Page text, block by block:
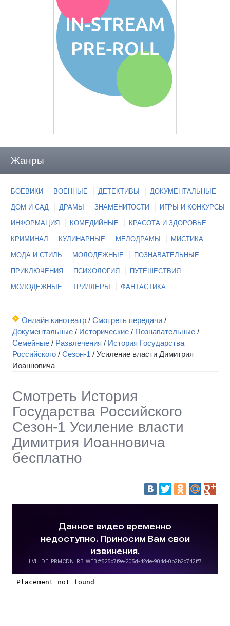
Жанры
БОЕВИКИ ВОЕННЫЕ ДЕТЕКТИВЫ ДОКУМЕНТАЛЬНЫЕ
ДОМ И САД ДРАМЫ ЗНАМЕНИТОСТИ ИГРЫ И КОНКУРСЫ
ИНФОРМАЦИЯ КОМЕДИЙНЫЕ КРАСОТА И ЗДОРОВЬЕ
КРИМИНАЛ КУЛИНАРНЫЕ МЕЛОДРАМЫ МИСТИКА
МОДА И СТИЛЬ МОЛОДЕЖНЫЕ ПОЗНАВАТЕЛЬНЫЕ
ПРИКЛЮЧЕНИЯ ПСИХОЛОГИЯ ПУТЕШЕСТВИЯ
МОЛОДЕЖНЫЕ ТРИЛЛЕРЫ ФАНТАСТИКА
Онлайн кинотеатр / Смотреть передачи /
Документальные / Исторические / Познавательные /
Семейные / Развлечения / История Государства
Российского / Сезон-1 / Усиление власти Димитрия
Иоанновича
Смотреть История
Государства Российского
Сезон-1 Усиление власти
Димитрия Иоанновича
бесплатно